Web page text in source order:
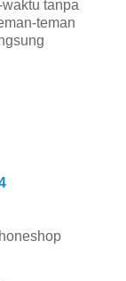
tanpa
teman